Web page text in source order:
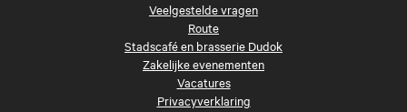
Veelgestelde vragen
Route
Stadscafé en brasserie Dudok
Zakelijke evenementen
Vacatures
Privacyverklaring